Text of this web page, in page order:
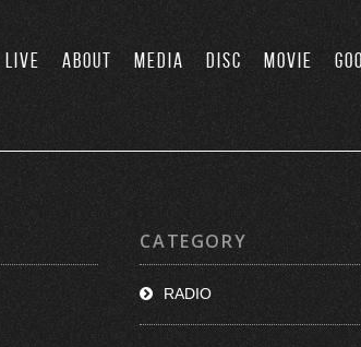
LIVE ABOUT MEDIA DISC MOVIE
CATEGORY
RADIO